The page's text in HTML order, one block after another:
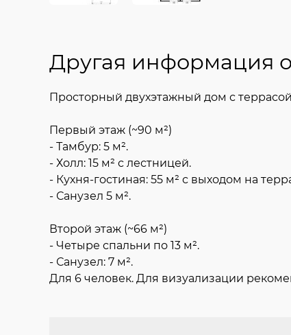
Другая информация
Просторный двухэтажный дом с
Первый этаж (~90 м²)
- Тамбур: 5 м².
- Холл: 15 м² с лестницей.
- Кухня-гостиная: 55 м² с выходом на
- Санузел 5 м².
Второй этаж (~66 м²)
- Четыре спальни по 13 м².
- Санузел: 7 м².
Для 6 человек. Для визуализации